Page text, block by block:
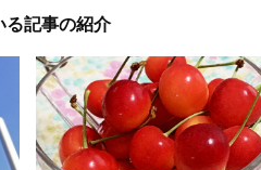
る記事の紹介